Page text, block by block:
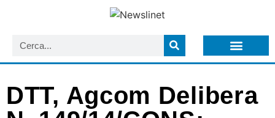
DTT, Agcom Delibera